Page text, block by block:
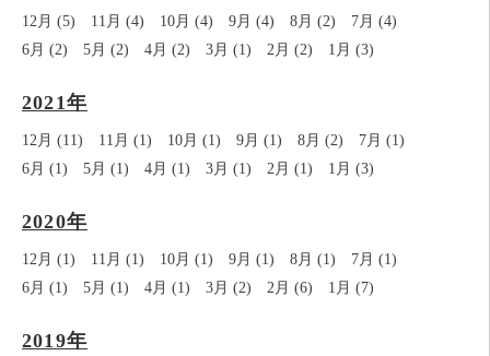
12月 (5) 11月 (4) 10月 (4) 9月 (4) 8月 (2)
7月 (4)
6月 (2)
5月 (2) 4月 (2) 3月 (1) 2月 (2) 1月 (3)
2021年
12月 (11) 11月 (1) 10月 (1) 9月 (1) 8月 (2)
7月 (1)
6月 (1)
5月 (1) 4月 (1) 3月 (1) 2月 (1) 1月 (3)
2020年
12月 (1) 11月 (1) 10月 (1) 9月 (1) 8月 (1)
7月 (1)
6月 (1)
5月 (1) 4月 (1) 3月 (2) 2月 (6) 1月 (7)
2019年